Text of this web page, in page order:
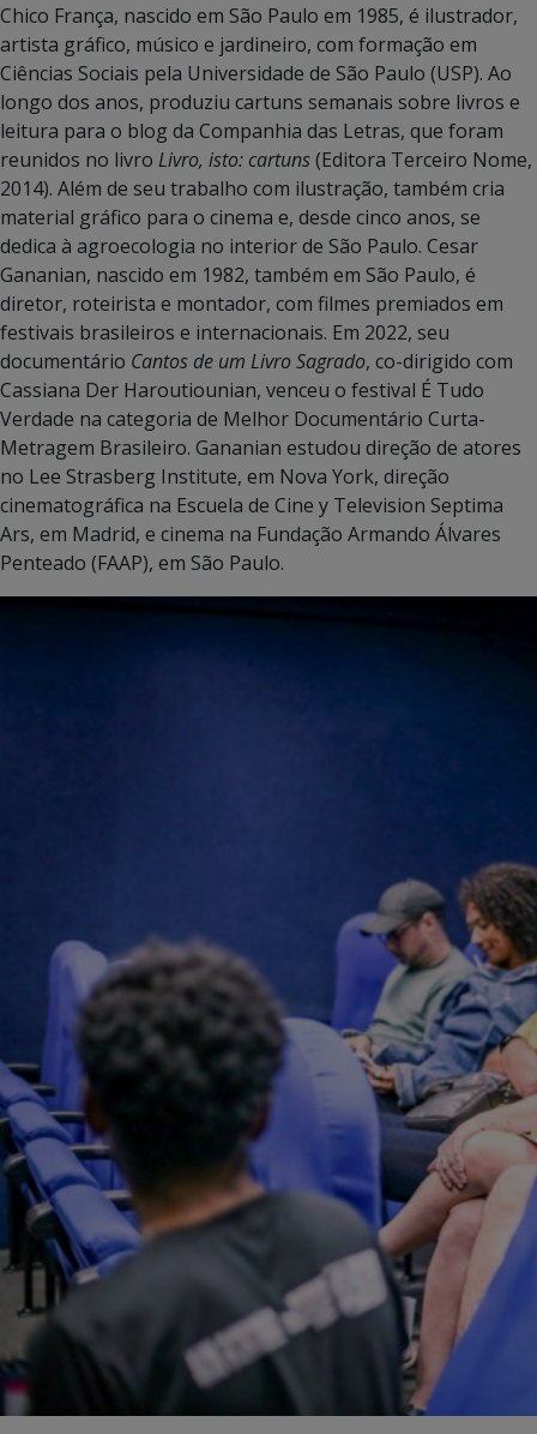
Chico França, nascido em São Paulo em 1985, é ilustrador,
artista gráfico, músico e jardineiro, com formação em
Ciências Sociais pela Universidade de São Paulo (USP). Ao
longo dos anos, produziu cartuns semanais sobre livros e
leitura para o blog da Companhia das Letras, que foram
reunidos no livro Livro, isto: cartuns(Editora Terceiro Nome,
2014). Além de seu trabalho com ilustração, também cria
material gráfico para o cinema e, desde cinco anos, se
dedica à agroecologia no interior de São Paulo. Cesar
Gananian, nascido em 1982, também em São Paulo, é
diretor, roteirista e montador, com filmes premiados em
festivais brasileiros e internacionais. Em 2022, seu
documentário Cantos de um Livro Sagrado, co-dirigido com
Cassiana Der Haroutiounian, venceu o festival É Tudo
Verdade na categoria de Melhor Documentário Curta-
Metragem Brasileiro. Gananian estudou direção de atores
no Lee Strasberg Institute, em Nova York, direção
cinematográfica na Escuela de Cine y Television Septima
Ars, em Madrid, e cinema na Fundação Armando Álvares
Penteado (FAAP), em São Paulo.